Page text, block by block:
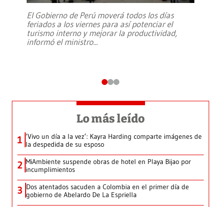
El Gobierno de Perú moverá todos los días
feriados a los viernes para así potenciar el
turismo interno y mejorar la productividad,
informó el ministro...
Lo más leído
1 ‘Vivo un día a la vez’: Kayra Harding comparte imágenes de
la despedida de su esposo
2 MiAmbiente suspende obras de hotel en Playa Bijao por
incumplimientos
3 Dos atentados sacuden a Colombia en el primer día de
gobierno de Abelardo De La Espriella